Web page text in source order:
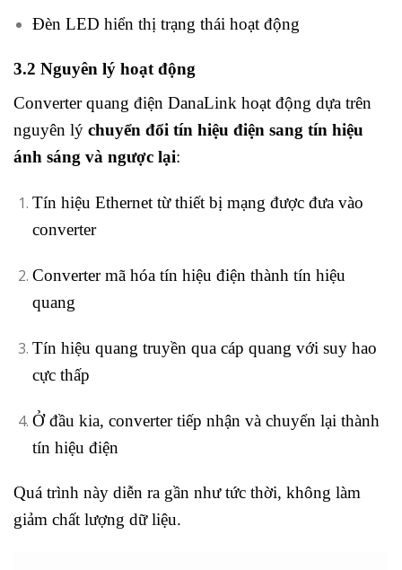
Đèn LED hiển thị trạng thái hoạt động
3.2 Nguyên lý hoạt động
Converter quang điện DanaLink hoạt động dựa trên
nguyên lý chuyển đổi tín hiệu điện sang tín hiệu
ánh sáng và ngược lại:
Tín hiệu Ethernet từ thiết bị mạng được đưa vào
converter
Converter mã hóa tín hiệu điện thành tín hiệu
quang
Tín hiệu quang truyền qua cáp quang với suy hao
cực thấp
Ở đầu kia, converter tiếp nhận và chuyển lại thành
tín hiệu điện
Quá trình này diễn ra gần như tức thời, không làm
giảm chất lượng dữ liệu.